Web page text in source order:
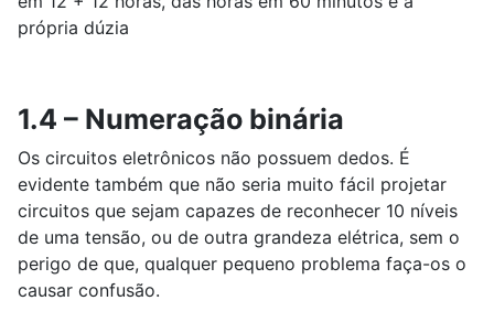
própria dúzia
1.4 – Numeração binária
Os circuitos eletrônicos não possuem dedos. É
evidente também que não seria muito fácil projetar
circuitos que sejam capazes de reconhecer 10 níveis
de uma tensão, ou de outra grandeza elétrica, sem o
perigo de que, qualquer pequeno problema faça-os o
causar confusão.